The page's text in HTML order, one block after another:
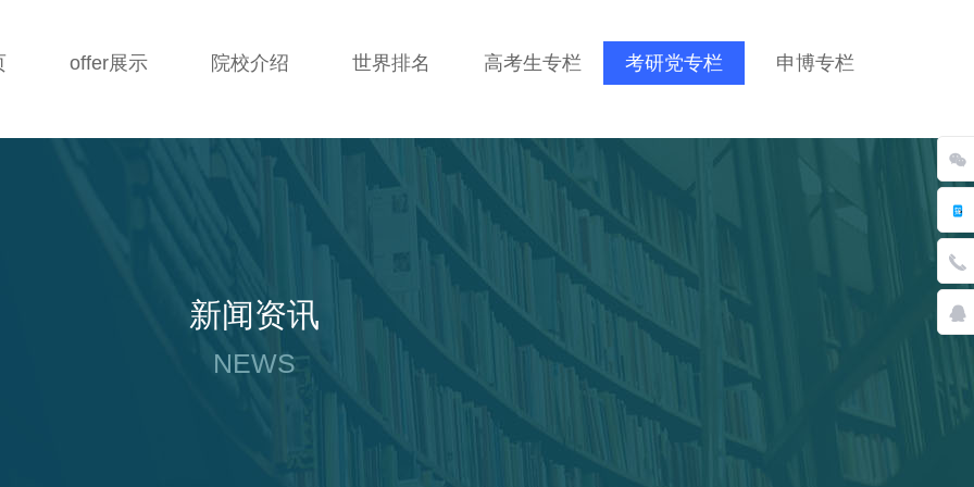
offer展示 院校介绍 世界排名 高考生专栏 考研党专栏 申博专栏
新闻资讯
NEWS